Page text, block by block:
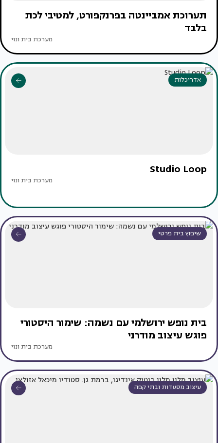
תערוכת אמביינטה בפרנקפורט, למטיבי לכת
בלבד
מערכת בית ונוי
אדריכלות
Studio Loop
מערכת בית ונוי
שיפוץ בית פרטי
בית נופש ירושלמי עם נשמה: שימור היסטורי
פוגש עיצוב מודרני
מערכת בית ונוי
עיצוב מסעדות ובתי קפה